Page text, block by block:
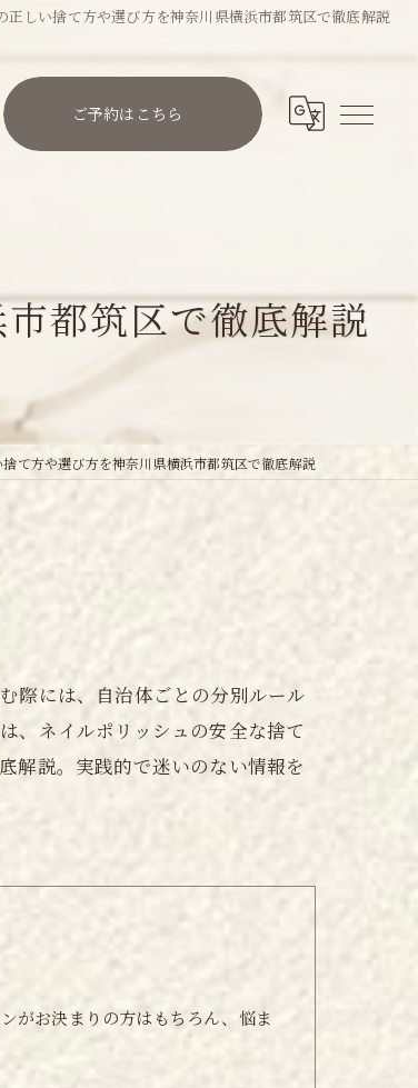
正しい捨て方や選び方を神奈川県横浜市都筑区で徹底解説
ご予約はこちら
都筑区で徹底解説
て方や選び方を神奈川県横浜市都筑区で徹底解説
際には、自治体ごとの分別ルール
、ネイルポリッシュの安全な捨て
解説。実践的で迷いのない情報を
がお決まりの方はもちろん、悩ま